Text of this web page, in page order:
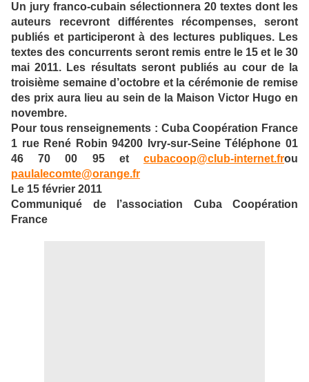
Un jury franco-cubain sélectionnera 20 textes dont les
auteurs recevront différentes récompenses, seront
publiés et participeront à des lectures publiques. Les
textes des concurrents seront remis entre le 15 et le 30
mai 2011. Les résultats seront publiés au cour de la
troisième semaine d’octobre et la cérémonie de remise
des prix aura lieu au sein de la Maison Victor Hugo en
novembre.
Pour tous renseignements : Cuba Coopération France
1 rue René Robin 94200 Ivry-sur-Seine Téléphone 01
46 70 00 95 et
cubacoop@club-internet.frou
paulalecomte@orange.fr
Le 15 février 2011
Communiqué de l’association Cuba Coopération
France